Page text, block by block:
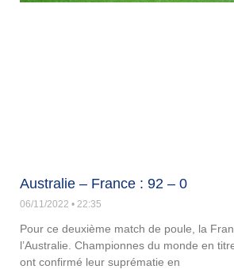
Australie – France : 92 – 0
06/11/2022 22:35
Pour ce deuxième match de poule, la
l’Australie. Championnes du monde en
ont confirmé leur suprématie en